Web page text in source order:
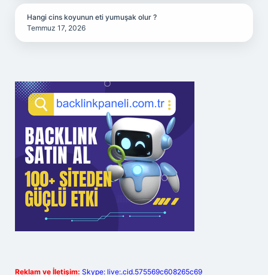
Hangi cins koyunun eti yumuşak olur ?
Temmuz 17, 2026
Reklam ve İletişim: Skype: live:.cid.575569c608265c69